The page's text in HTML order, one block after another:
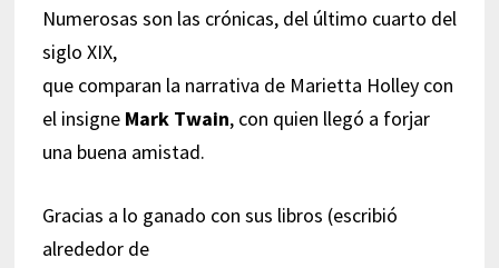
Numerosas son las crónicas, del último cuarto del
siglo XIX,
que comparan la narrativa de Marietta Holley con
el insigne Mark Twain, con quien llegó a forjar
una buena amistad.
Gracias a lo ganado con sus libros (escribió
alrededor de